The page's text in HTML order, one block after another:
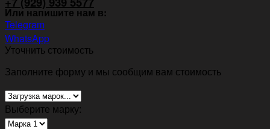
Или напишите нам в:
Telegram
WhatsApp
Уточнить стоимость
Заполните форму и мы сообщим вам стоимость
Выберите марку: